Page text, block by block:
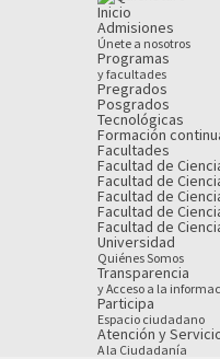
Inicio
Admisiones
Únete a nosotros
Programas
y facultades
Pregrados
Posgrados
Tecnológicas
Formación
Facultades
Facultad de
Facultad de
Facultad de
Facultad de
Facultad de
Universidad
Quiénes Somos
Transparencia
y Acceso a la
Participa
Espacio ciudadano
Atención y
A la Ciudadanía